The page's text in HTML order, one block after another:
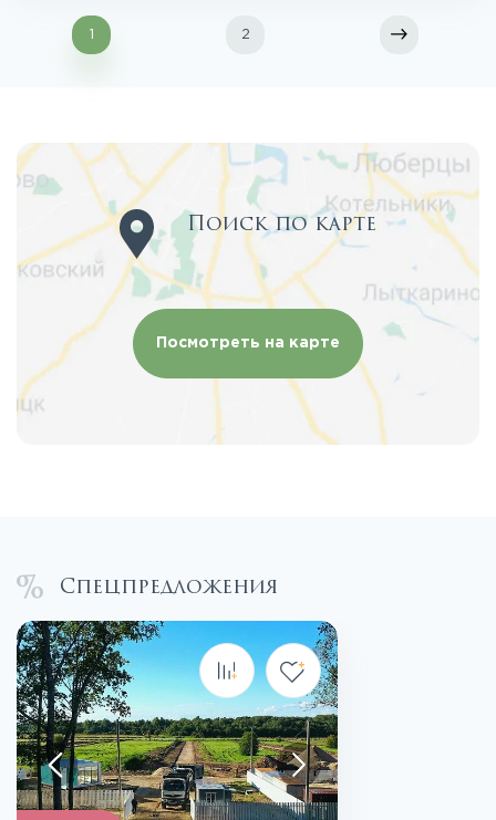
1 2
Поиск по карте
Посмотреть на карте
Спецпредложения